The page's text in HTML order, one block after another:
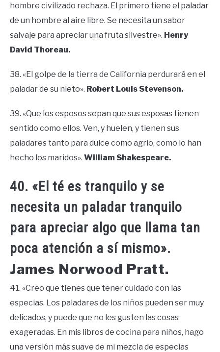
hombre civilizado rechaza. El primero tiene el paladar
de un hombre al aire libre. Se necesita un sabor
salvaje para apreciar una fruta silvestre». Henry
David Thoreau.
38. «El golpe de la tierra de California perdurará en el
paladar de su nieto». Robert Louis Stevenson.
39. «Que los esposos sepan que sus esposas tienen
sentido como ellos. Ven, y huelen, y tienen sus
paladares tanto para dulce como agrio, como lo han
hecho los maridos». William Shakespeare.
40. «El té es tranquilo y se
necesita un paladar tranquilo
para apreciar algo que llama tan
poca atención a sí mismo».
James Norwood Pratt.
41. «Creo que tienes que tener cuidado con las
especias. Los paladares de los niños pueden ser muy
delicados, y puede que no les gusten las cosas
exageradas. En mis libros de cocina para niños, hago
una versión más suave de mi mezcla de especias